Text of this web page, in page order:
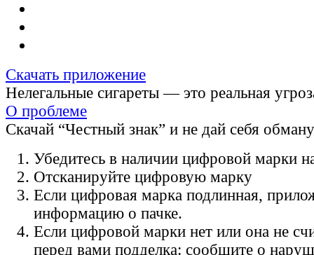
Скачать приложение
Нелегальные сигареты — это реальная
О проблеме
Скачай “Честный знак” и не дай себя
Убедитесь в наличии цифровой марки
Отсканируйте цифровую марку
Если цифровая марка подлинная,
информацию о пачке.
Если цифровой марки нет или она не
перед вами подделка: сообщите о